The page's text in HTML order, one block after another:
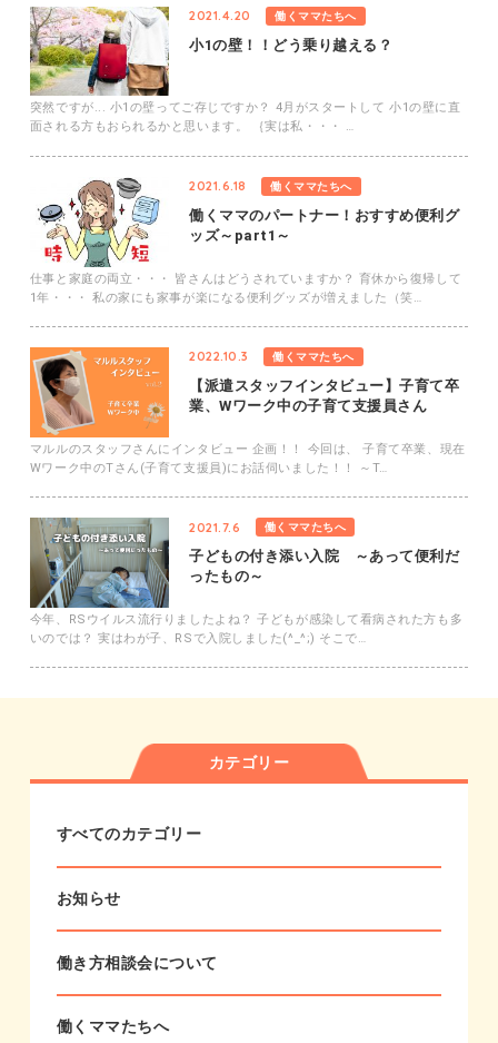
2021.4.20 働くママたちへ
小1の壁！！どう乗り越える？
突然ですが... 小1の壁ってご存じですか？ 4月がスタートして 小1の壁に直
面される方もおられるかと思います。 ｛実は私・・・ …
2021.6.18 働くママたちへ
働くママのパートナー！おすすめ便利グ
ッズ～part1～
仕事と家庭の両立・・・ 皆さんはどうされていますか？ 育休から復帰して
1年・・・ 私の家にも家事が楽になる便利グッズが増えました（笑…
2022.10.3 働くママたちへ
【派遣スタッフインタビュー】子育て卒
業、Wワーク中の子育て支援員さん
マルルのスタッフさんにインタビュー 企画！！ 今回は、 子育て卒業、現在
Wワーク中のTさん(子育て支援員)にお話伺いました！！ ～T…
2021.7.6 働くママたちへ
子どもの付き添い入院 ～あって便利だ
ったもの～
今年、RSウイルス流行りましたよね？ 子どもが感染して看病された方も多
いのでは？ 実はわが子、RSで入院しました(^_^;) そこで…
カテゴリー
すべてのカテゴリー
お知らせ
働き方相談会について
働くママたちへ